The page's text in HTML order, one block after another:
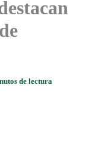
de lectura